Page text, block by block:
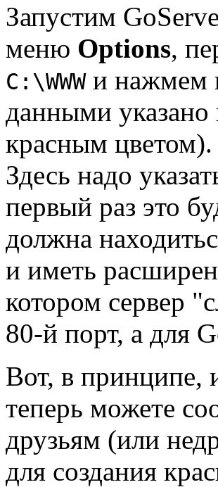
Запустим
меню Options,
C:\WWWи нажмем
данными указано
красным
Здесь надо
первый раз это
должна
и иметь
котором сервер
80-й порт, а для
Вот, в принципе,
теперь можете
друзьям (или
для создания